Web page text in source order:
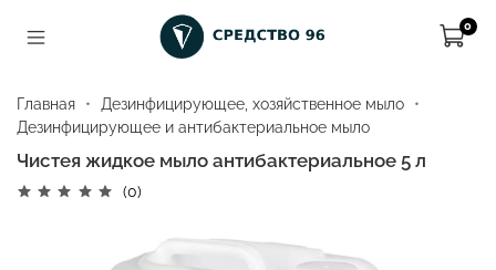
0
Главная
Дезинфицирующее, хозяйственное мыло
Дезинфицирующее и антибактериальное мыло
Чистея жидкое мыло антибактериальное 5 л
(0)